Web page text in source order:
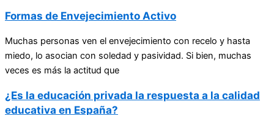
Formas de Envejecimiento Activo
Muchas personas ven el envejecimiento con recelo y hasta
miedo, lo asocian con soledad y pasividad. Si bien, muchas
veces es más la actitud que
¿Es la educación privada la respuesta a la calidad
educativa en España?